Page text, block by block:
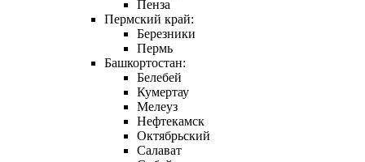
Пенза
Пермский край:
Березники
Пермь
Башкортостан:
Белебей
Кумертау
Мелеуз
Нефтекамск
Октябрьский
Салават